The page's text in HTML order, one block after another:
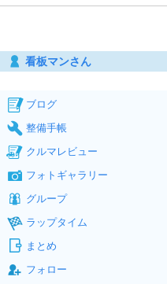
看板マンさん
ブログ
整備手帳
クルマレビュー
フォトギャラリー
グループ
ラップタイム
まとめ
フォロー